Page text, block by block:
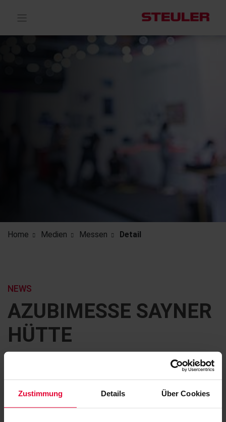
Zustimmung Details Über Cookies
Home Medien Messen Detail
AZUBIMESSE SAYNER
HÜTTE
NEWS